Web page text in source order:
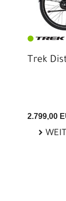
Trek
2.799,00